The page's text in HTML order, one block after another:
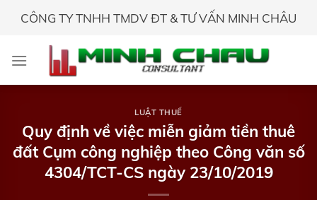
CÔNG TY TNHH TMDV ĐT & TƯ VẤN MINH CHÂU
LUẬT THUẾ
Quy định về việc miễn giảm tiền thuê
đất Cụm công nghiệp theo Công văn số
4304/TCT-CS ngày 23/10/2019